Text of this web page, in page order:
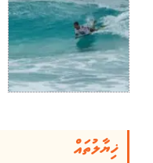
ޚިޔާލުތައް